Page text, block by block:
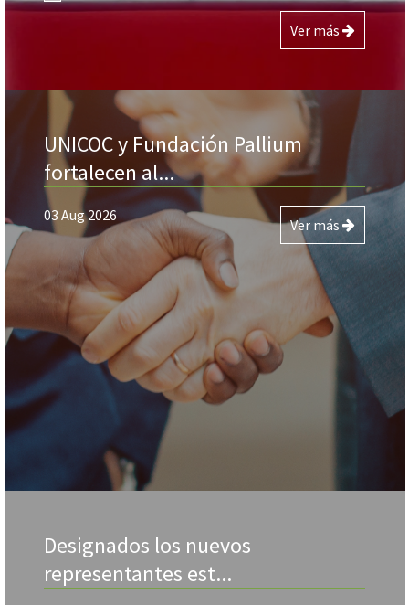
Ver más
UNICOC y Fundación Pallium
fortalecen al...
03 Aug 2026
Ver más
Designados los nuevos
representantes est...